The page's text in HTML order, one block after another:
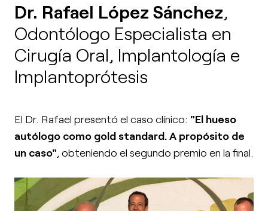
Dr. Rafael López Sánchez,
Odontólogo Especialista en
Cirugía Oral, Implantología e
Implantoprótesis
El Dr. Rafael presentó el caso clínico: "El hueso
autólogo como gold standard. A propósito de
un caso", obteniendo el segundo premio en la final.